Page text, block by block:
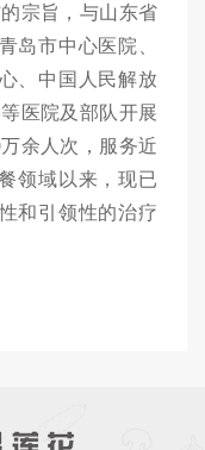
宗旨， 与山东省
岛市中心医院、
、中国人民解放
医院及部队开展
万余人次，服务近
领域 以来 ，现已
和引领性的治疗